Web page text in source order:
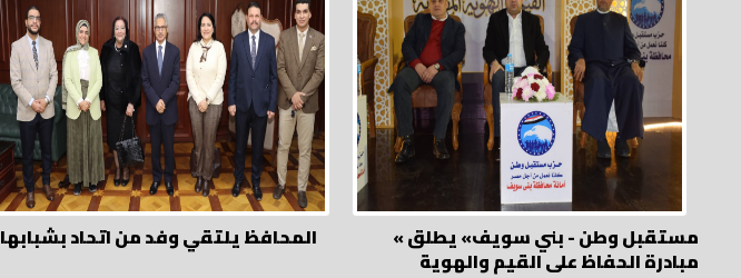
« مستقبل وطن - بني سويف» يطلق
مبادرة الحفاظ على القيم والهوية
المحافظ يلتقي وفد من اتحاد بشبابها